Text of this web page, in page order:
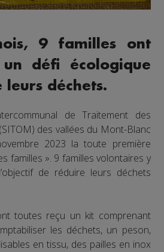
9 familles ont
défi écologique
déchets.
de Traitement des
des vallées du Mont-Blanc
2023 la toute première
familles ». 9 familles volontaires y
de réduire leurs déchets
toutes reçu un kit comprenant
les déchets, un peson,
en tissu, des pailles en inox